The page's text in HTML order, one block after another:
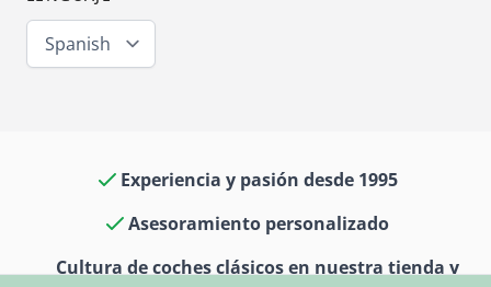
Spanish
Experiencia y pasión desde 1995
Asesoramiento personalizado
Cultura de coches clásicos en nuestra tienda y